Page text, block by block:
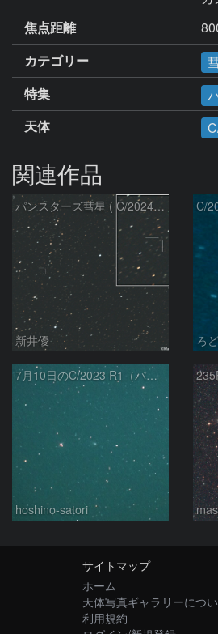
焦点距離
カテゴリー
特集
天体
関連作品
パンスターズ彗星 ( C/2024R4 )：2026/07/27
新井優
C/
ろ
7月10日のC/2023 R1（パンスターズ彗星）
hoshino-satori
サイトマップ
ホーム
天体写真ギャラリーにつ
利用規約